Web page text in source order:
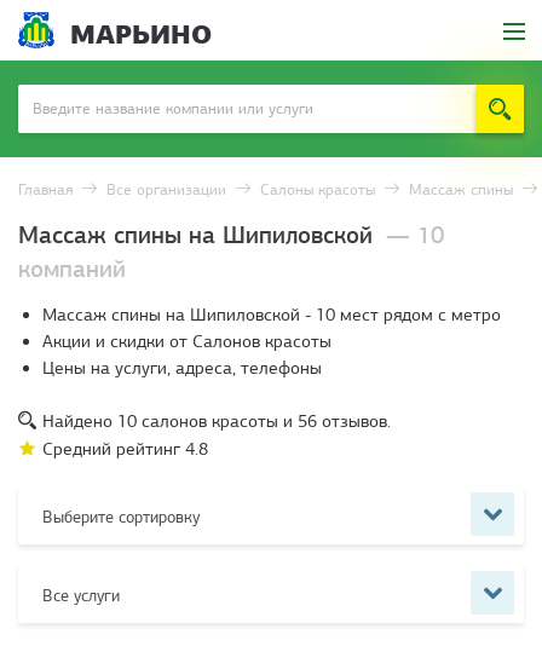
МАРЬИНО
Главная Все организации Салоны красоты Массаж спины
Массаж спины на Шипиловской — 10
компаний
Массаж спины на Шипиловской - 10 мест рядом с метро
Акции и скидки от Салонов красоты
Цены на услуги, адреса, телефоны
Найдено 10 салонов красоты и 56 отзывов.
Средний рейтинг 4.8
Выберите сортировку
Все услуги